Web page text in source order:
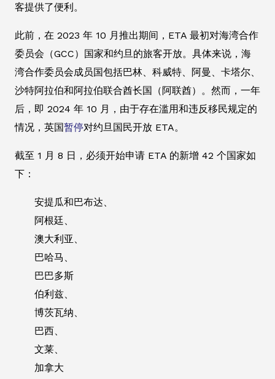
客提供了便利。
此前，在 2023 年 10 月推出期间，ETA 最初对海湾合作
委员会（GCC）国家和约旦的旅客开放。具体来说，海
湾合作委员会成员国包括巴林、科威特、阿曼、卡塔尔、
沙特阿拉伯和阿拉伯联合酋长国（阿联酋）。然而，一年
后，即 2024 年 10 月，由于存在滥用和违反移民规定的
情况，英国暂停对约旦国民开放 ETA。
截至 1 月 8 日，必须开始申请 ETA 的新增 42 个国家如
下：
安提瓜和巴布达、
阿根廷、
澳大利亚、
巴哈马、
巴巴多斯
伯利兹、
博茨瓦纳、
巴西、
文莱、
加拿大